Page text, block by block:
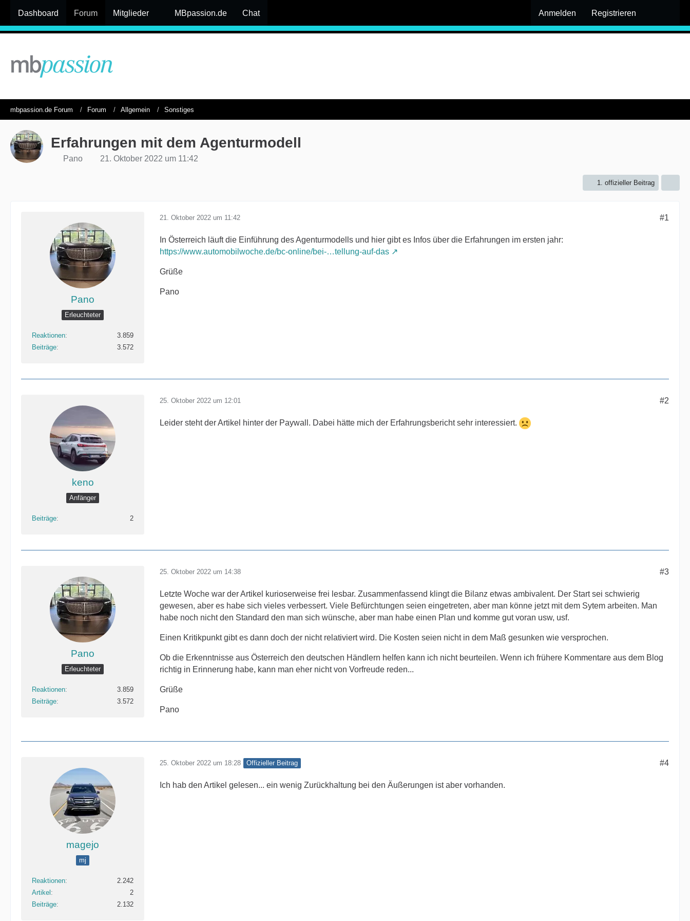
Dashboard Forum Mitglieder MBpassion.de Chat Anmelden Registrieren
mbpassion.de Forum Forum Allgemein Sonstiges
Erfahrungen mit dem Agenturmodell
Pano 21. Oktober 2022 um 11:42
1. offizieller Beitrag
Pano
Erleuchteter
Reaktionen
3.859
Beiträge
3.572
21. Oktober 2022 um 11:42 #1
In Österreich läuft die Einführung des Agenturmodells und hier gibt es Infos über die Erfahrungen im ersten jahr:
https://www.automobilwoche.de/bc-online/bei-…tellung-auf-das
Grüße
Pano
keno
Anfänger
Beiträge 2
25. Oktober 2022 um 12:01 #2
Leider steht der Artikel hinter der Paywall. Dabei hätte mich der Erfahrungsbericht sehr interessiert.
Pano
Erleuchteter
Reaktionen
3.859
Beiträge
3.572
25. Oktober 2022 um 14:38 #3
Letzte Woche war der Artikel kurioserweise frei lesbar. Zusammenfassend klingt die Bilanz etwas ambivalent. Der Start sei schwierig
gewesen, aber es habe sich vieles verbessert. Viele Befürchtungen seien eingetreten, aber man könne jetzt mit dem Sytem arbeiten. Man
habe noch nicht den Standard den man sich wünsche, aber man habe einen Plan und komme gut voran usw, usf.
Einen Kritikpunkt gibt es dann doch der nicht relativiert wird. Die Kosten seien nicht in dem Maß gesunken wie versprochen.
Ob die Erkenntnisse aus Österreich den deutschen Händlern helfen kann ich nicht beurteilen. Wenn ich frühere Kommentare aus dem Blog
richtig in Erinnerung habe, kann man eher nicht von Vorfreude reden...
Grüße
Pano
magejo
mj
Reaktionen
2.242
Artikel
2
Beiträge
2.132
25. Oktober 2022 um 18:28 Offizieller Beitrag #4
Ich hab den Artikel gelesen... ein wenig Zurückhaltung bei den Äußerungen ist aber vorhanden.